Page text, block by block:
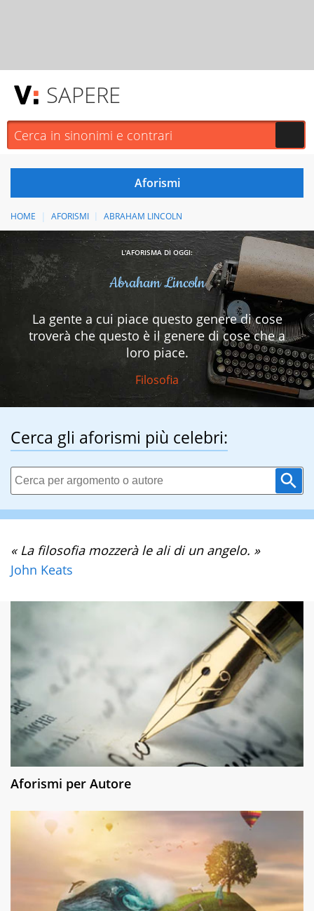
SAPERE
HOME AFORISMI ABRAHAM LINCOLN
L'AFORISMA DI OGGI:
Abraham Lincoln
La gente a cui piace questo genere di cose
troverà che questo è il genere di cose che a
loro piace.
Filosofia
Cerca gli aforismi più celebri:
« La filosofia mozzerà le ali di un angelo. »
John Keats
Aforismi per Autore